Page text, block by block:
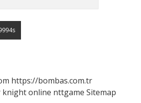
https://bombas.com.tr
knight online nttgame Sitemap